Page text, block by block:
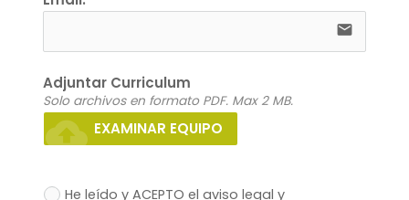
email
Adjuntar Curriculum
Solo archivos en formato PDF. Max 2 MB.
cloud_upload EXAMINAR EQUIPO
He leído y ACEPTO el aviso legal y